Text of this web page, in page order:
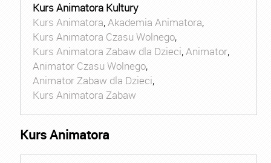
Kurs Animatora Kultury
Kurs Animatora,Akademia Animatora,
Kurs Animatora Czasu Wolnego,
Kurs Animatora Zabaw dla Dzieci,Animator,
Animator Czasu Wolnego,
Animator Zabaw dla Dzieci,
Kurs Animatora Zabaw
Kurs Animatora